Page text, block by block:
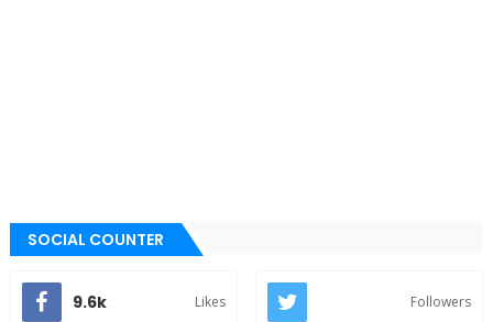
SOCIAL COUNTER
9.6k Likes Followers